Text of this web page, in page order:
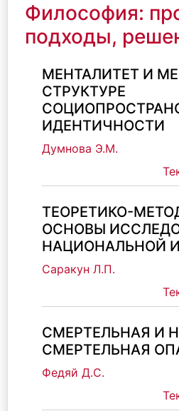
Философия:
подходы,
МЕНТАЛИТЕТ И
СТРУКТУРЕ
ИДЕНТИЧНОСТИ
Думнова Э.М.
ТЕОРЕТИКО-
ОСНОВЫ
НАЦИОНАЛЬНОЙ
Саракун Л.П.
СМЕРТЕЛЬНАЯ И
СМЕРТЕЛЬНАЯ
Федяй Д.С.